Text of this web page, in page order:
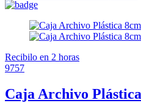
Recibilo en 2 horas
9757
Caja Archivo